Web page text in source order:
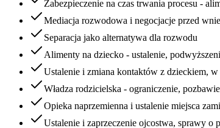
Zabezpieczenie na czas trwania procesu -
Mediacja rozwodowa i negocjacje przed
Separacja jako alternatywa dla rozwodu
Alimenty na dziecko - ustalenie,
Ustalenie i zmiana kontaktów z dzieckiem, w
Władza rodzicielska - ograniczenie,
Opieka naprzemienna i ustalenie miejsca
Ustalenie i zaprzeczenie ojcostwa, sprawy o